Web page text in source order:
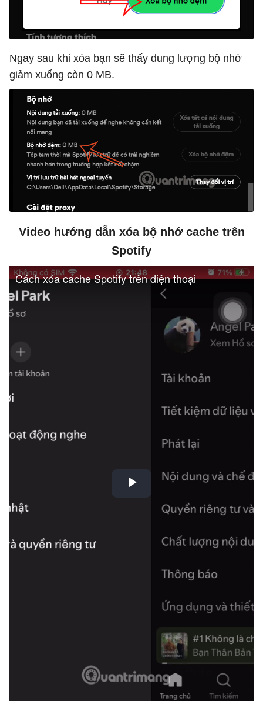
Ngay sau khi xóa bạn sẽ thấy dung lượng bộ nhớ
giảm xuống còn 0 MB.
Video hướng dẫn xóa bộ nhớ cache trên
Spotify